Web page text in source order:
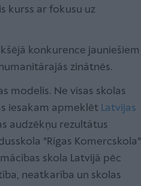
kurss ar fokusu uz
konkurence jauniešiem
zinātnēs.
modelis. Ne visas skolas
iesakam apmeklēt Latvijas
audzēkņu rezultātus
"Rīgas Komercskola"
skola Latvijā pēc
neatkarība un skolas